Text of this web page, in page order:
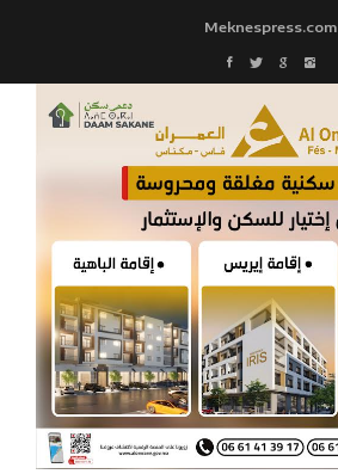
Meknespress.com